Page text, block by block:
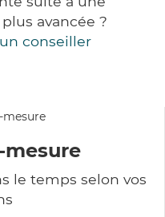
avancée ?
conseiller
mesure
le temps selon vos